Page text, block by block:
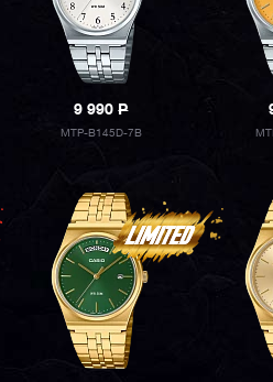
9 990P
MTP-B145D-7B